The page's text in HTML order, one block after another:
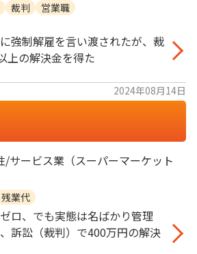
裁判 営業職
強制解雇を言い渡されたが、裁
上の解決金を得た
2024年08月14日
/サービス業（スーパーマーケット
残業代
ロ、でも実態は名ばかり管理
訴訟（裁判）で400万円の解決